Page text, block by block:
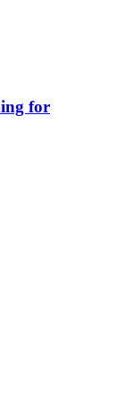
for